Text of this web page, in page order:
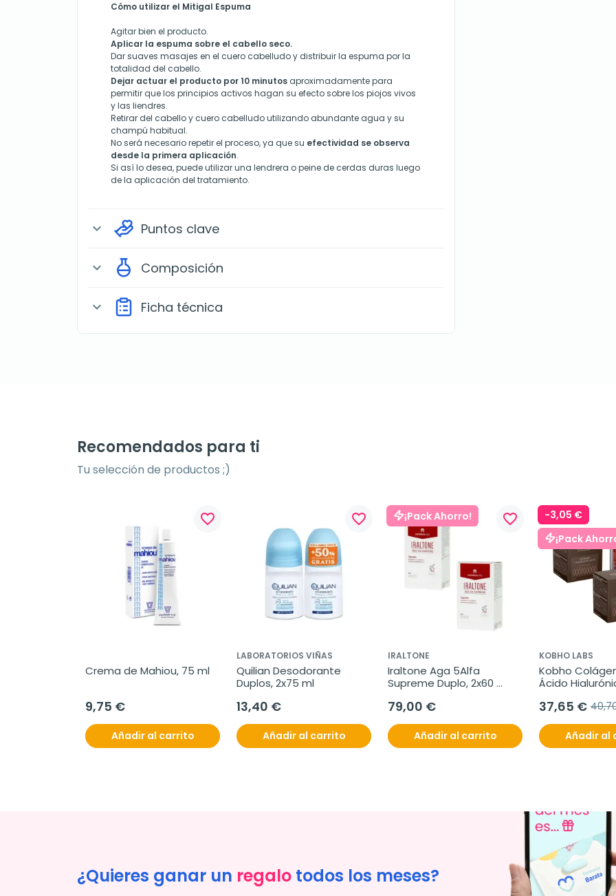
Cómo utilizar el Mitigal Espuma
Agitar bien el producto.
Aplicar la espuma sobre el cabello seco.
Dar suaves masajes en el cuero cabelludo y distribuir la espuma por la
totalidad del cabello.
Dejar actuar el producto por 10 minutos aproximadamentepara
permitir que los principios activos hagan su efecto sobre los piojos vivos
y las liendres.
Retirar del cabello y cuero cabelludo utilizando abundante agua y su
champú habitual.
No será necesario repetir el proceso, ya que su efectividad se observa
desde la primera aplicación.
Si así lo desea, puede utilizar una lendrera o peine de cerdas duras luego
de la aplicación del tratamiento.
expand_more Puntos clave
expand_more Composición
expand_more Ficha técnica
Recomendados para ti
Tu selección de productos ;)
favorite_border
Crema de Mahiou, 75 ml
9,75 €
Añadir al carrito
favorite_border
LABORATORIOS VIÑAS
Quilian Desodorante
Duplos, 2x75 ml
13,40 €
Añadir al carrito
¡Pack Ahorro! favorite_border
IRALTONE
Iraltone Aga 5Alfa
Supreme Duplo, 2x60
79,00 €
Añadir al carrito
-3,05 €
¡Pack
KOBHO LABS
Kobho
Ácido
37,65 €
Añadir al
¿Quieres ganar un regalo todos los meses?